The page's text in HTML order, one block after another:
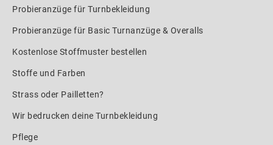
Probieranzüge für Turnbekleidung
Probieranzüge für Basic Turnanzüge & Overalls
Kostenlose Stoffmuster bestellen
Stoffe und Farben
Strass oder Pailletten?
Wir bedrucken deine Turnbekleidung
Pflege